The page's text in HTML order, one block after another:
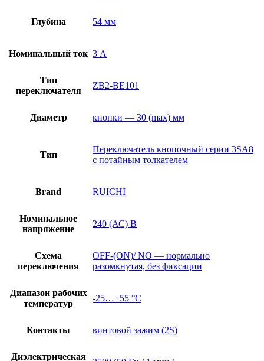
Глубина 54 мм
Номинальный ток 3 А
Тип
переключателя
ZB2-BE101
Диаметр кнопки — 30 (max) мм
Тип
Переключатель кнопочный серии 3SA8
с потайным толкателем
Brand RUICHI
Номинальное
напряжение
240 (АС) В
Схема
переключения
OFF-(ON)/ NO — нормально
разомкнутая, без фиксации
Диапазон рабочих
температур
-25…+55 °С
Контакты винтовой зажим (2S)
Диэлектрическая